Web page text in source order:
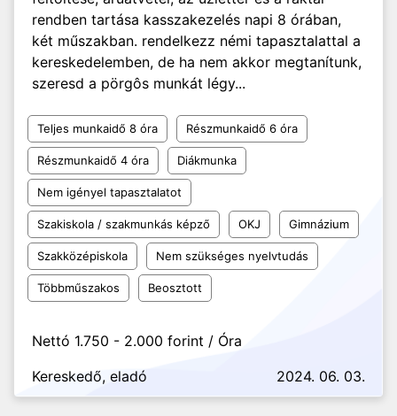
rendben tartása kasszakezelés napi 8 órában,
két műszakban. rendelkezz némi tapasztalattal a
kereskedelemben, de ha nem akkor megtanítunk,
szeresd a pörgôs munkát légy...
Teljes munkaidő 8 óra Részmunkaidő 6 óra
Részmunkaidő 4 óra Diákmunka
Nem igényel tapasztalatot
Szakiskola / szakmunkás képző OKJ Gimnázium
Szakközépiskola Nem szükséges nyelvtudás
Többműszakos Beosztott
Nettó 1.750 - 2.000 forint / Óra
Kereskedő, eladó
2024. 06. 03.